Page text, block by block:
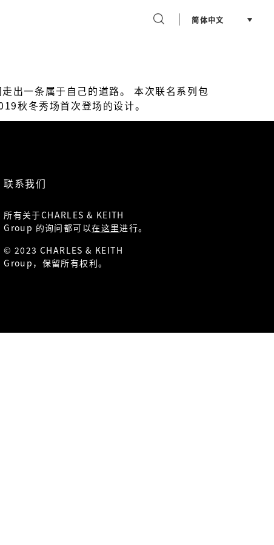
简体中文
出一条属于自己的道路。 本次联名系列包
秋冬秀场首次登场的设计。
联系我们
所有关于CHARLES & KEITH
Group 的询问都可以在这里进行。
© 2023 CHARLES & KEITH
Group，保留所有权利。